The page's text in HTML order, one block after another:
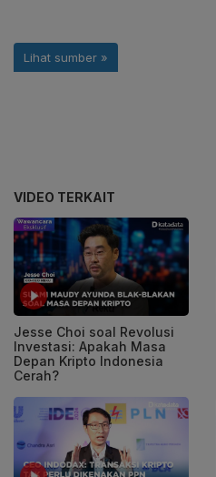
VIDEO TERKAIT
Jesse Choi soal Revolusi
Investasi: Apakah Masa
Depan Kripto Indonesia
Cerah?